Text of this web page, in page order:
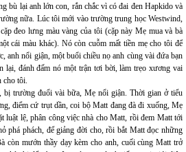
bù lại anh lớn con, rắn chắc vì có đai đen Hapkido và
nữa. Lúc tôi mới vào trường trung học Westwind,
đeo lưng màu vàng của tôi (cặp này Mẹ mua và bà
cái màu khác). Nó còn cuỗm mất tiền mẹ cho tôi để
anh nổi giận, một buổi chiều nọ anh cùng vài đứa bạn
lại, đánh đấm nó một trận tơi bời, làm trẹo xương vai
cho tôi.
bị trường đuổi vài bữa, Mẹ nổi giận. Thời gian ở tiểu
điểm cứ trụt dần, coi bộ Matt đang đà đi xuống, Mẹ
luật lệ, phân công việc nhà cho Matt, rồi đem Matt tới
phá phách, để giảng đời cho, rồi bắt Matt đọc những
còn mướn thầy dạy kèm cho anh, cuối cùng Matt trở